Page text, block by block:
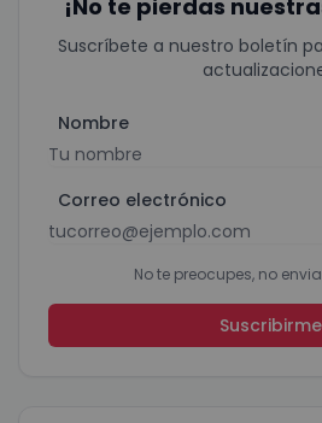
¡No te pierdas
Suscríbete a nuestro boletín
Nombre
Correo electrónico
No te preocupes, no
Suscribirme